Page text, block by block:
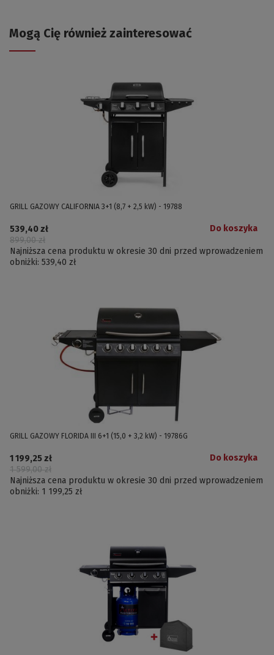
Mogą Cię również zainteresować
GRILL GAZOWY CALIFORNIA 3+1 (8,7 + 2,5 kW) - 19788
539,40 zł
899,00 zł
Najniższa cena produktu w okresie 30 dni przed wprowadzeniem
obniżki: 539,40 zł
Do koszyka
GRILL GAZOWY FLORIDA III 6+1 (15,0 + 3,2 kW) - 19786G
1 199,25 zł
1 599,00 zł
Najniższa cena produktu w okresie 30 dni przed wprowadzeniem
obniżki: 1 199,25 zł
Do koszyka